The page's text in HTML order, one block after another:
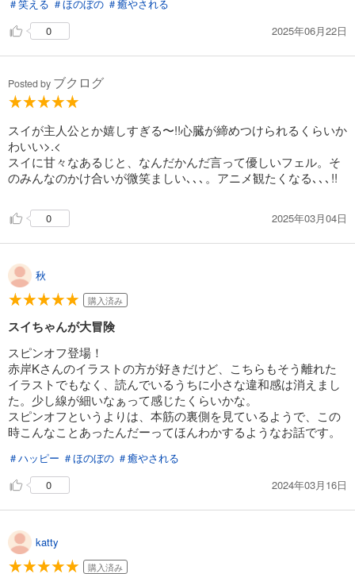
＃笑える ＃ほのぼの ＃癒やされる
0
2025年06月22日
Posted by ブクログ
スイが主人公とか嬉しすぎる〜!!心臓が締めつけられるくらいか
わいい>⁠.⁠<
スイに甘々なあるじと、なんだかんだ言って優しいフェル。そ
のみんなのかけ合いが微笑ましい､､､。アニメ観たくなる､､､!!
0 2025年03月04日
秋
購入済み
スイちゃんが大冒険
スピンオフ登場！
赤岸Kさんのイラストの方が好きだけど、こちらもそう離れた
イラストでもなく、読んでいるうちに小さな違和感は消えまし
た。少し線が細いなぁって感じたくらいかな。
スピンオフというよりは、本筋の裏側を見ているようで、この
時こんなことあったんだーってほんわかするようなお話です。
＃ハッピー ＃ほのぼの ＃癒やされる
0
2024年03月16日
katty
購入済み